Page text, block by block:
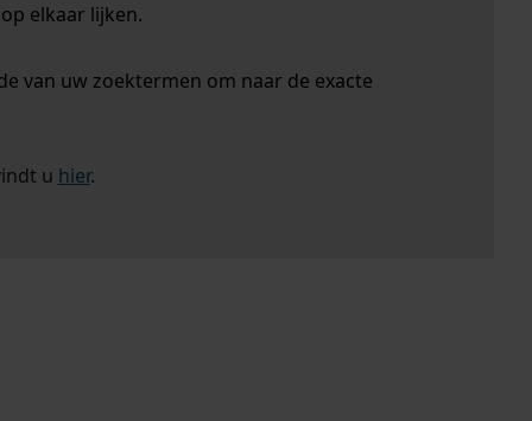
elkaar lijken.
van uw zoektermen om naar de exacte
u hier.